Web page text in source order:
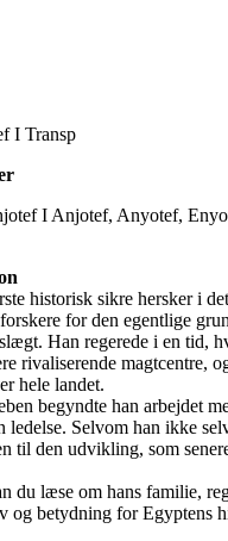
I Anjotef, Anyotef,
historisk sikre hersker i
for den egentlige
Han regerede i en tid,
rivaliserende magtcentre,
hele landet.
begyndte han arbejdet
ledelse. Selvom han ikke
til den udvikling, som
du læse om hans familie,
og betydning for Egyptens